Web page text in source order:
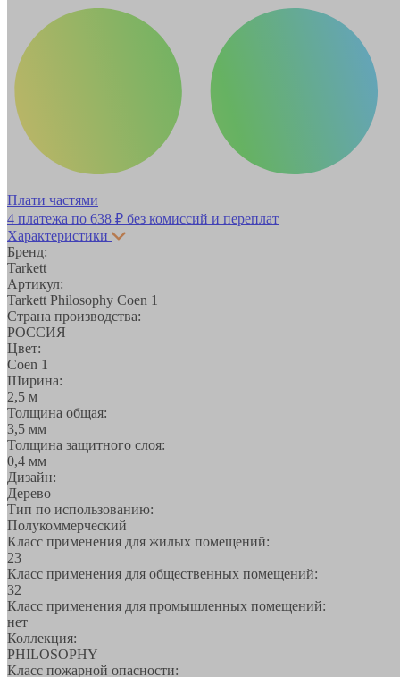
Плати частями
4 платежа по 638 ₽ без комиссий и переплат
Характеристики
Бренд:
Tarkett
Артикул:
Tarkett Philosophy Coen 1
Страна производства:
РОССИЯ
Цвет:
Coen 1
Ширина:
2,5 м
Толщина общая:
3,5 мм
Толщина защитного слоя:
0,4 мм
Дизайн:
Дерево
Тип по использованию:
Полукоммерческий
Класс применения для жилых помещений:
23
Класс применения для общественных помещений:
32
Класс применения для промышленных помещений:
нет
Коллекция:
PHILOSOPHY
Класс пожарной опасности: